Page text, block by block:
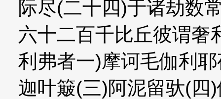
际尽(二十四)于诸劫数
六十二百千比丘彼谓奢
利弗者一)摩诃毛伽利
迦叶簸(三)阿泥留驮(四